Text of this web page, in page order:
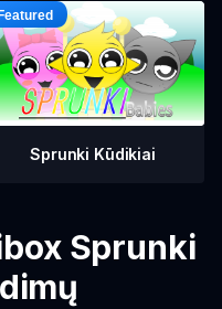
Sprunki Kūdikiai
Sprunki